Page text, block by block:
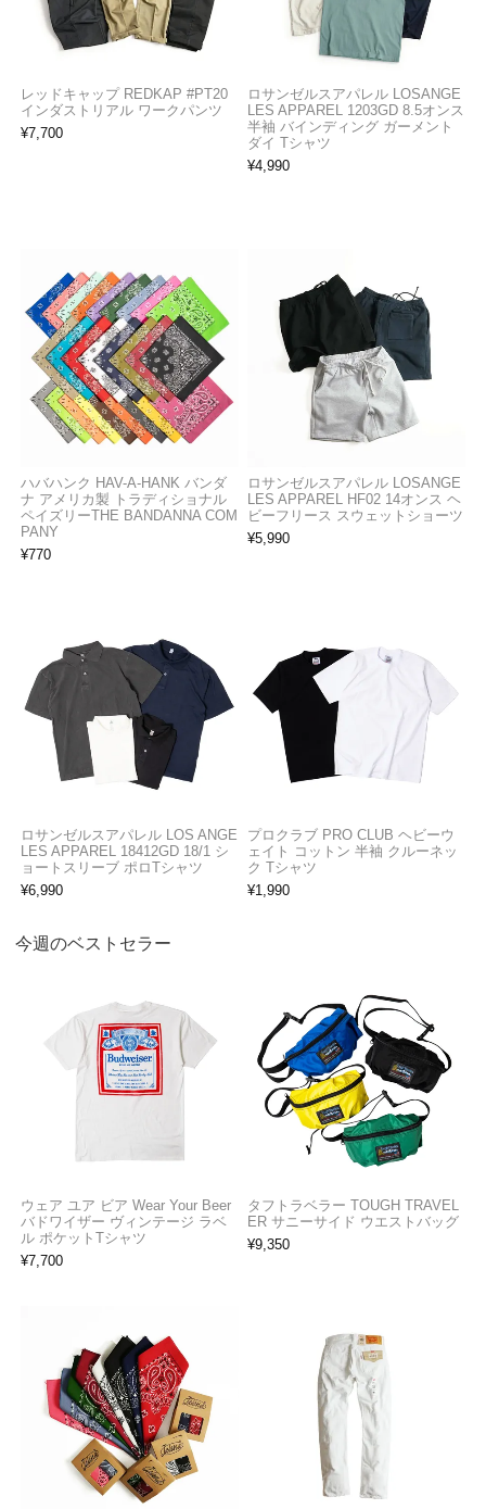
レッドキャップ REDKAP #PT20
インダストリアル ワークパンツ
¥7,700
ロサンゼルスアパレル LOSANGE
LES APPAREL 1203GD 8.5オンス
半袖 バインディング ガーメント
ダイ Tシャツ
¥4,990
ハバハンク HAV-A-HANK バンダ
ナ アメリカ製 トラディショナル
ペイズリーTHE BANDANNA COM
PANY
¥770
ロサンゼルスアパレル LOSANGE
LES APPAREL HF02 14オンス ヘ
ビーフリース スウェットショーツ
¥5,990
ロサンゼルスアパレル LOS ANGE
LES APPAREL 18412GD 18/1 シ
ョートスリーブ ポロTシャツ
¥6,990
プロクラブ PRO CLUB ヘビーウ
ェイト コットン 半袖 クルーネッ
ク Tシャツ
¥1,990
今週のベストセラー
ウェア ユア ビア Wear Your Beer
バドワイザー ヴィンテージ ラベ
ル ポケットTシャツ
¥7,700
タフトラベラー TOUGH TRAVEL
ER サニーサイド ウエストバッグ
¥9,350